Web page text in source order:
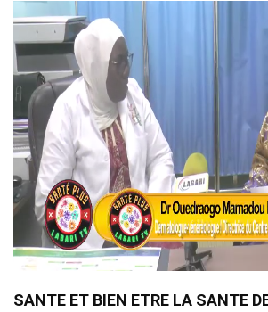
SANTE ET BIEN ETRE LA SANTE